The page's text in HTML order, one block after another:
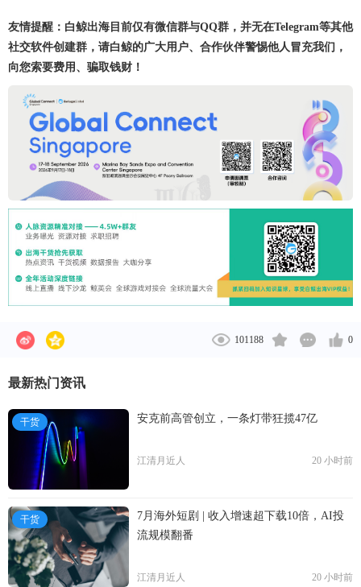
友情提醒：白鲸出海目前仅有微信群与QQ群，并无在Telegram等其他
社交软件创建群，请白鲸的广大用户、合作伙伴警惕他人冒充我们，
向您索要费用、骗取钱财！
101188 0
最新热门资讯
干货 安克前高管创立，一条灯带狂揽47亿
江清月近人 20 小时前
干货
7月海外短剧 | 收入增速超下载10倍，AI投
流规模翻番
江清月近人 20 小时前